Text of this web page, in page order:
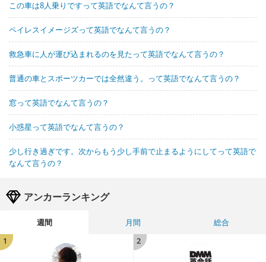
この車は8人乗りですって英語でなんて言うの？
ペイレスイメージズって英語でなんて言うの？
救急車に人が運び込まれるのを見たって英語でなんて言うの？
普通の車とスポーツカーでは全然違う。って英語でなんて言うの？
窓って英語でなんて言うの？
小惑星って英語でなんて言うの？
少し行き過ぎです。次からもう少し手前で止まるようにしてって英語で
なんて言うの？
アンカーランキング
週間 月間
総合
1
2